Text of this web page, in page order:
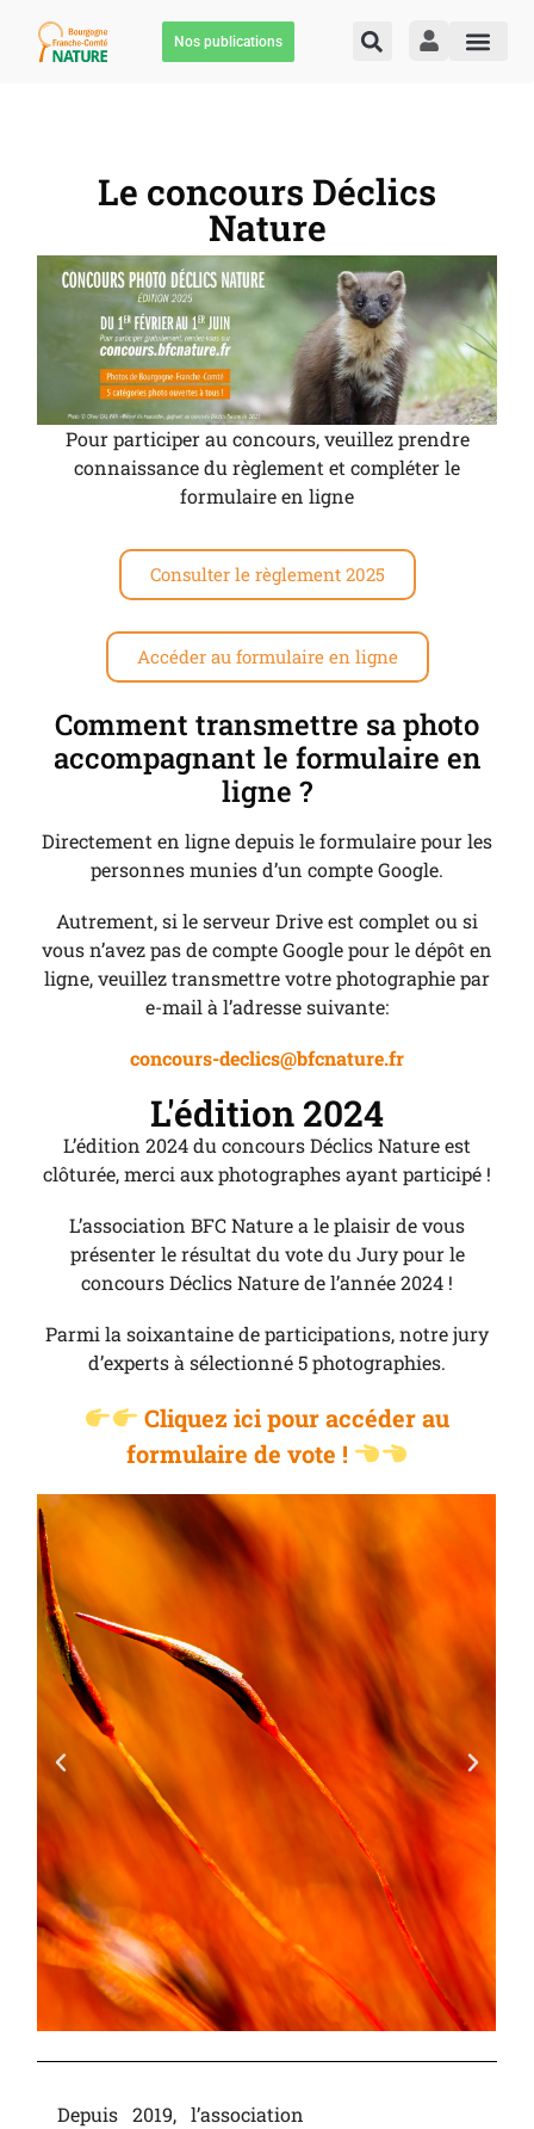
Nos publications
Le concours Déclics
Nature
Pour participer au concours, veuillez prendre
connaissance du règlement et compléter le
formulaire en ligne
Consulter le règlement 2025
Accéder au formulaire en ligne
Comment transmettre sa photo
accompagnant le formulaire en
ligne ?
Directement en ligne depuis le formulaire pour les
personnes munies d’un compte Google.
Autrement, si le serveur Drive est complet ou si
vous n’avez pas de compte Google pour le dépôt en
ligne, veuillez transmettre votre photographie par
e-mail à l’adresse suivante:
concours-declics@bfcnature.fr
L'édition 2024
L’édition 2024 du concours Déclics Nature est
clôturée, merci aux photographes ayant participé !
L’association BFC Nature a le plaisir de vous
présenter le résultat du vote du Jury pour le
concours Déclics Nature de l’année 2024 !
Parmi la soixantaine de participations, notre jury
d’experts à sélectionné 5 photographies.
Cliquez ici pour accéder au
formulaire de vote !
Depuis 2019, l’association